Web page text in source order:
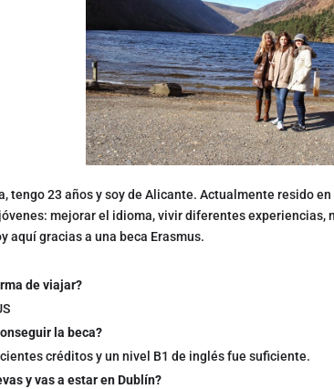
tengo 23 años y soy de Alicante. Actualmente resido
mejorar el idioma, vivir diferentes
aquí gracias a una beca Erasmus.
de viajar?
la beca?
créditos y un nivel B1 de inglés fue suficiente.
y vas a estar en Dublín?